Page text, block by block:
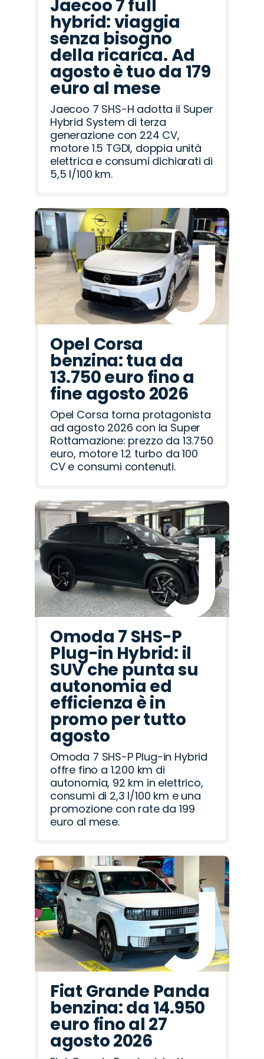
Jaecoo 7 full
hybrid: viaggia
senza bisogno
della ricarica. Ad
agosto è tuo da 179
euro al mese
Jaecoo 7 SHS-H adotta il Super
Hybrid System di terza
generazione con 224 CV,
motore 1.5 TGDI, doppia unità
elettrica e consumi dichiarati di
5,5 l/100 km.
Opel Corsa
benzina: tua da
13.750 euro fino a
fine agosto 2026
Opel Corsa torna protagonista
ad agosto 2026 con la Super
Rottamazione: prezzo da 13.750
euro, motore 1.2 turbo da 100
CV e consumi contenuti.
Omoda 7 SHS-P
Plug-in Hybrid: il
SUV che punta su
autonomia ed
efficienza è in
promo per tutto
agosto
Omoda 7 SHS-P Plug-in Hybrid
offre fino a 1.200 km di
autonomia, 92 km in elettrico,
consumi di 2,3 l/100 km e una
promozione con rate da 199
euro al mese.
Fiat Grande Panda
benzina: da 14.950
euro fino al 27
agosto 2026